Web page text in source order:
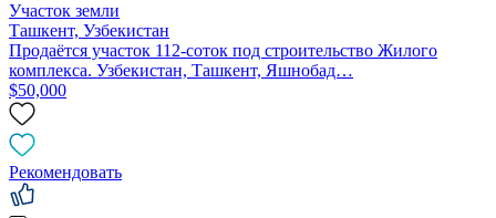
Участок земли
Ташкент, Узбекистан
Продаётся участок 112-соток под строительство Жилого
комплекса. Узбекистан, Ташкент, Яшнобад…
$50,000
Рекомендовать